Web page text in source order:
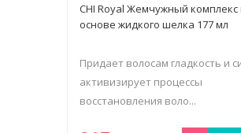
CHI Royal Жемчужный комплекс
основе жидкого шелка 177 мл
Придает волосам гладкость и
активизирует процессы
восстановления воло...